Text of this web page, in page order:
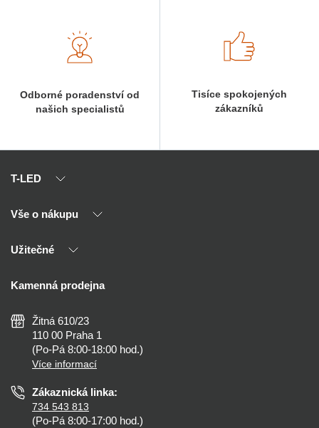
Odborné poradenství od
našich specialistů
Tisíce spokojených
zákazníků
T-LED
O nás
Kontakty
Vše o nákupu
Výhody T-LED
Montáž
Nejčastější dotazy
Než koupíte
Osvětlení dle místnosti
Užitečné
Reklamace a vrácení
Zásady ochrany soukromí
Nastavení cookies
Prohlášení o přístupnosti
Kamenná prodejna
Žitná 610/23
110 00 Praha 1
(Po-Pá 8:00-18:00 hod.)
Více informací
Zákaznická linka:
734 543 813
(Po-Pá 8:00-17:00 hod.)